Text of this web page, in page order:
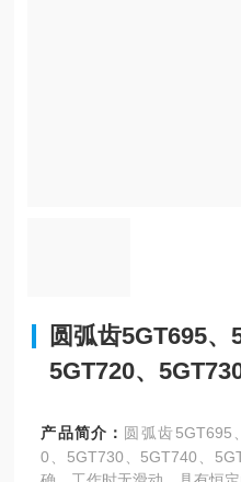
圆弧齿5GT695、
5GT720、
产品简介： 圆弧齿5GT695
0、5GT730、5GT740、